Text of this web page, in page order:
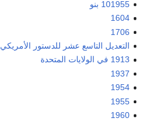
101955 بنو
1604
1706
التعديل التاسع عشر للدستور الأمريكي
1913 في الولايات المتحدة
1937
1954
1955
1960